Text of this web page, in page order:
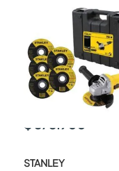
$ 373.900
STANLEY